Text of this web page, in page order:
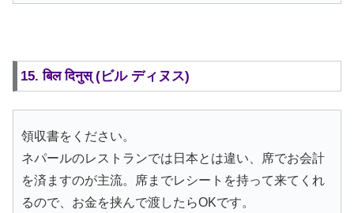
15. बिल दिनुस् (ビル ディヌス)
領収書をください。
ネパールのレストランでは日本とは違い、席でお会計
を済ますのが主流。席までレシートを持って来てくれ
るので、お金を挟んで渡したらOKです。